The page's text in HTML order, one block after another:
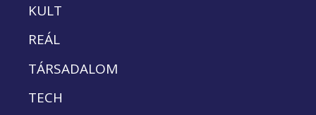
KULT
REÁL
TÁRSADALOM
TECH